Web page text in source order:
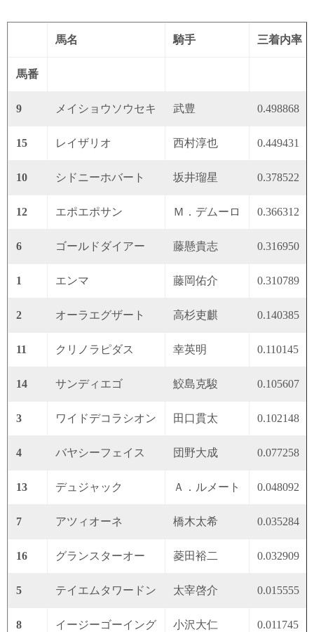
馬名 騎手 三着内率
馬番
9 メイショウソウセキ 武豊 0.498868
15 レイザリオ 西村淳也 0.449431
10 シドニーホバート 坂井瑠星 0.378522
12 エポエポサン Ｍ．デムーロ 0.366312
6 ゴールドダイアー 藤懸貴志 0.316950
1 エンマ 藤岡佑介 0.310789
2 オーラエグザート 高杉吏麒 0.140385
11 クリノラピダス 幸英明 0.110145
14 サンディエゴ 鮫島克駿 0.105607
3 ワイドデコラシオン 田口貫太 0.102148
4 バヤシーフェイス 団野大成 0.077258
13 デュジャック Ａ．ルメート 0.048092
7 アツィオーネ 橋木太希 0.035284
16 グランスターオー 菱田裕二 0.032909
5 テイエムタワードン 太宰啓介 0.015555
8 イージーゴーイング 小沢大仁 0.011745